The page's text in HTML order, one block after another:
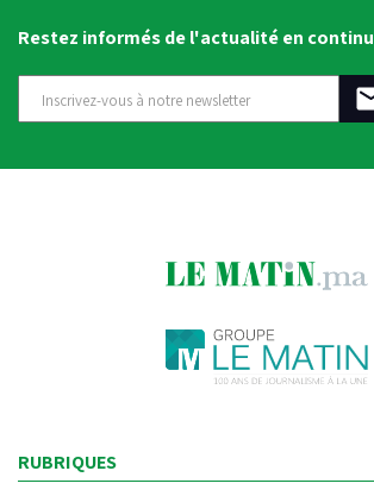
Restez informés de l'actualité en continu
RUBRIQUES